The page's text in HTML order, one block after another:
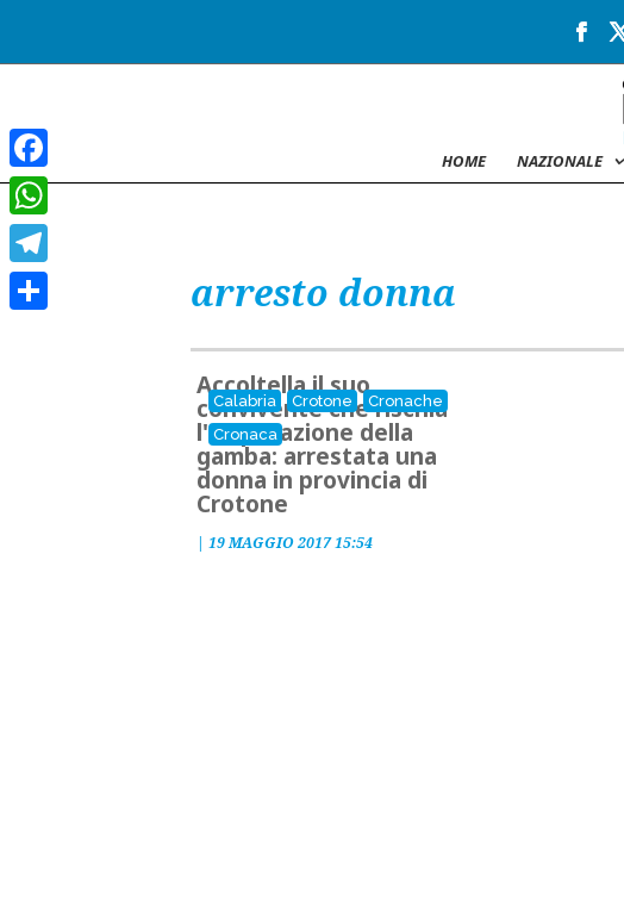
HOME NAZIONALE
arresto donna
Calabria Crotone
Cronache
Cronaca
Accoltella il suo
convivente che rischia
l'amputazione della
gamba: arrestata una
donna in provincia di
Crotone
| 19 MAGGIO 2017 15:54
Facebook
WhatsApp
Telegram